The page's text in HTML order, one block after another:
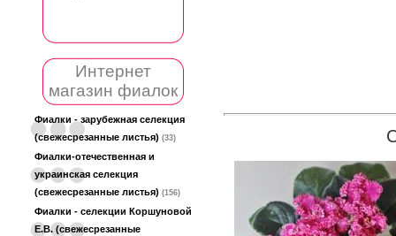
Интернет
магазин фиалок
Фиалки - зарубежная селекция
(свежесрезанные листья) (33)
Фиалки-отечественная и
украинская селекция
(свежесрезанные листья) (156)
Фиалки - селекции Коршуновой
Е.В. (свежесрезанные